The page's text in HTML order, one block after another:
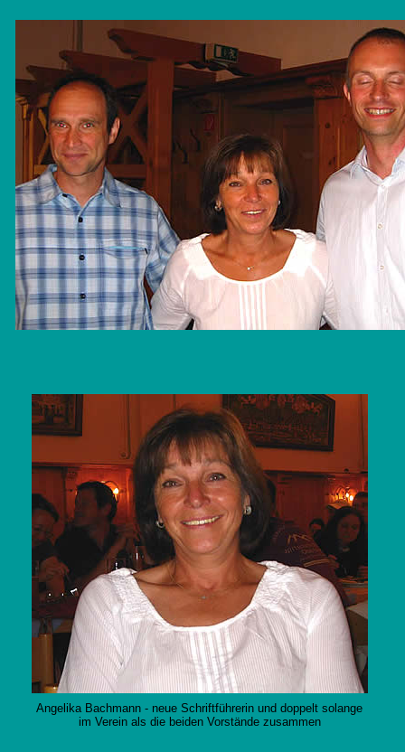
Angelika Bachmann - neue Schriftführerin und doppelt solange
im Verein als die beiden Vorstände zusammen